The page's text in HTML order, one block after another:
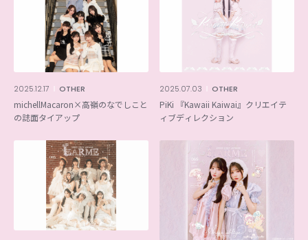
2025.12.17 OTHER
michellMacaron×高嶺のなでしこと
の誌面タイアップ
2025.07.03 OTHER
PiKi 『Kawaii Kaiwai』クリエイテ
ィブディレクション